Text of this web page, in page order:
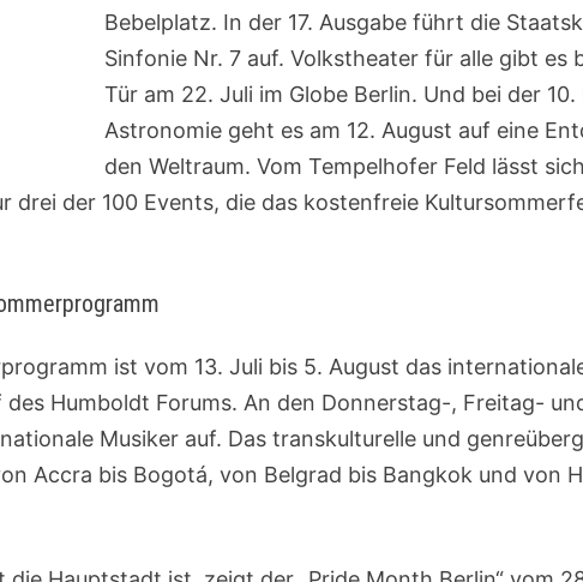
Bebelplatz. In der 17. Ausgabe führt die
Sinfonie Nr. 7 auf. Volkstheater für alle gibt es
Tür am 22. Juli im Globe Berlin. Und bei der
Astronomie geht es am 12. August auf eine
den Weltraum. Vom Tempelhofer Feld lässt
drei der 100 Events, die das kostenfreie
ist vom 13. Juli bis 5. August das
des Humboldt Forums. An den Donnerstag-, Freitag-
Musiker auf. Das transkulturelle und
Accra bis Bogotá, von Belgrad bis Bangkok und von